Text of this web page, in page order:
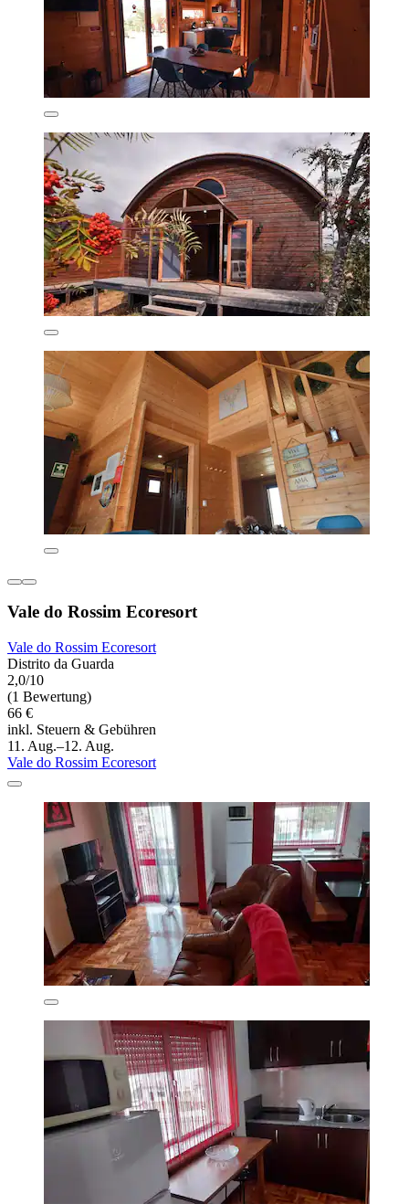
Vale do Rossim Ecoresort
Vale do Rossim Ecoresort
Distrito da Guarda
2,0/10
(1 Bewertung)
66 €
inkl. Steuern & Gebühren
11. Aug.–12. Aug.
Vale do Rossim Ecoresort